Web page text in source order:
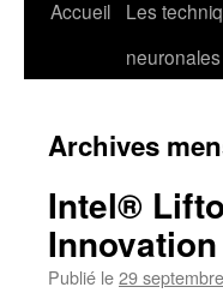
Aller
Accueil
Les
neuronales
Archives
Intel®
Publié le29